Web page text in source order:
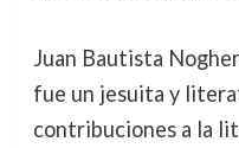
Juan Bautista
fue un jesuita y
contribuciones a la